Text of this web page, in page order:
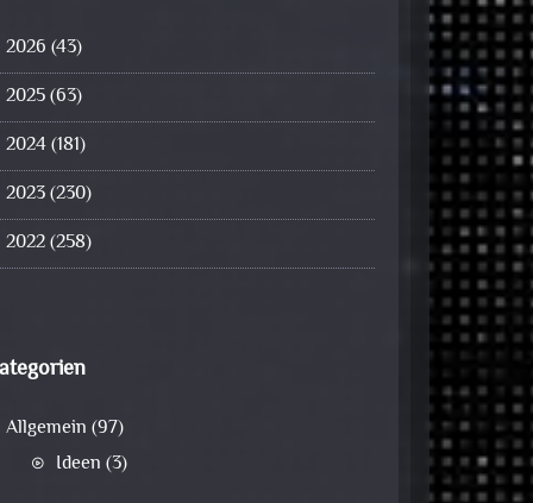
2026 (43)
2025(63)
2024(181)
2023(230)
2022(258)
Allgemein (97)
Ideen (3)